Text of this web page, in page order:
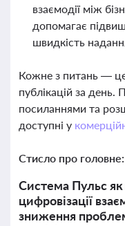
взаємодії між
допомагає
швидкість
Кожне з питань —
публікацій за
посиланнями та
доступні у
Стисло про головне:
Система Пульс
цифровізації
зниження